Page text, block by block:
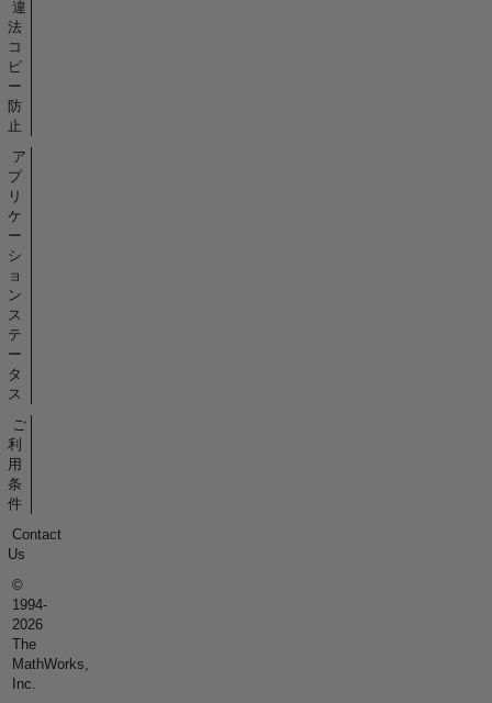
違
法
コ
ピ
ー
防
止
ア
プ
リ
ケ
ー
シ
ョ
ン
ス
テ
ー
タ
ス
ご
利
用
条
件
Contact
Us
©
1994-
2026
The
MathWorks,
Inc.